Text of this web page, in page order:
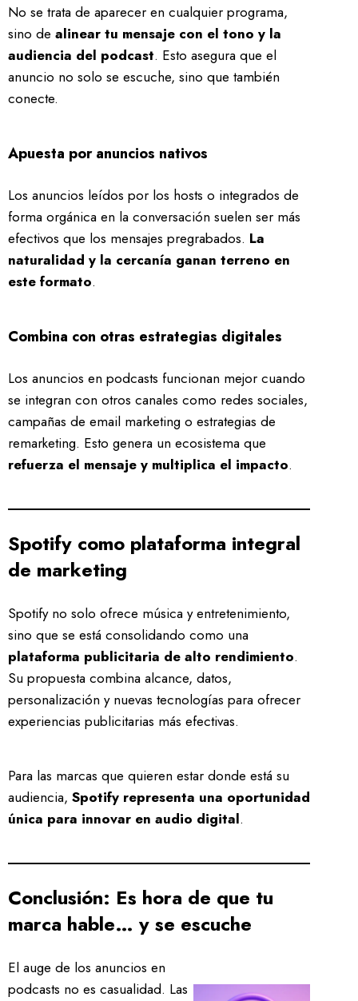
No se trata de aparecer en cualquier programa,
sino de alinear tu mensaje con el tono y la
audiencia del podcast. Esto asegura que el
anuncio no solo se escuche, sino que también
conecte.
Apuesta por anuncios nativos
Los anuncios leídos por los hosts o integrados de
forma orgánica en la conversación suelen ser más
efectivos que los mensajes pregrabados. La
naturalidad y la cercanía ganan terreno en
este formato.
Combina con otras estrategias digitales
Los anuncios en podcasts funcionan mejor cuando
se integran con otros canales como redes sociales,
campañas de email marketing o estrategias de
remarketing. Esto genera un ecosistema que
refuerza el mensaje y multiplica el impacto.
Spotify como plataforma integral
de marketing
Spotify no solo ofrece música y entretenimiento,
sino que se está consolidando como una
plataforma publicitaria de alto rendimiento.
Su propuesta combina alcance, datos,
personalización y nuevas tecnologías para ofrecer
experiencias publicitarias más efectivas.
Para las marcas que quieren estar donde está su
audiencia, Spotify representa una oportunidad
única para innovar en audio digital.
Conclusión: Es hora de que tu
marca hable… y se escuche
El auge de los anuncios en
podcasts no es casualidad. Las